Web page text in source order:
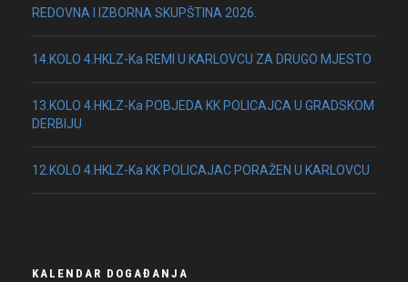
REDOVNA I IZBORNA SKUPŠTINA 2026.
14.KOLO 4.HKLZ-Ka REMI U KARLOVCU ZA DRUGO MJESTO
13.KOLO 4.HKLZ-Ka POBJEDA KK POLICAJCA U GRADSKOM
DERBIJU
12.KOLO 4.HKLZ-Ka KK POLICAJAC PORAŽEN U KARLOVCU
KALENDAR DOGAĐANJA